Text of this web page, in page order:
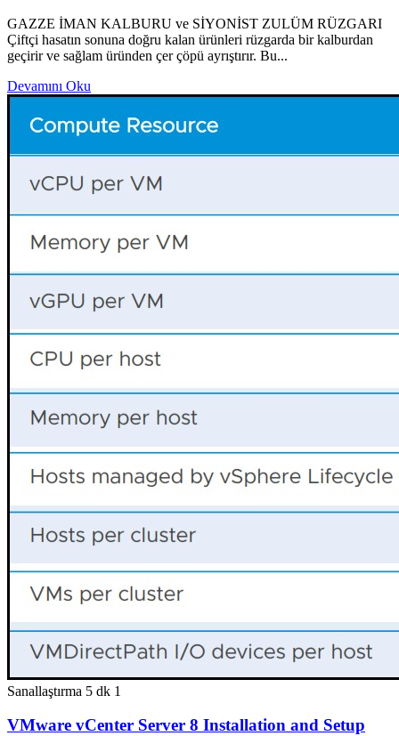
GAZZE İMAN KALBURU ve SİYONİST ZULÜM RÜZGARI
Çiftçi hasatın sonuna doğru kalan ürünleri rüzgarda bir kalburdan
geçirir ve sağlam üründen çer çöpü ayrıştırır. Bu...
Devamını Oku
Sanallaştırma 5 dk 1
VMware vCenter Server 8 Installation and Setup